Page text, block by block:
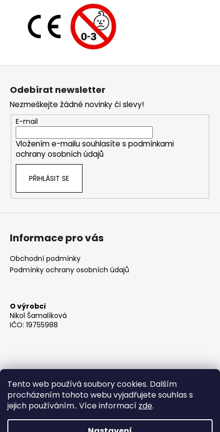
Tento web používá soubory cookies. Dalším
procházením tohoto webu vyjadřujete souhlas s
jejich používáním.. Více informací zde.
Z
Odebírat newsletter
Nezmeškejte žádné novinky či slevy!
E-mail
Vložením e-mailu souhlasíte s podmínkami
ochrany osobních údajů
PŘIHLÁSIT SE
Informace pro vás
Obchodní podmínky
Podmínky ochrany osobních údajů
O výrobci
Nikol Šamalíková
IČO: 19755988